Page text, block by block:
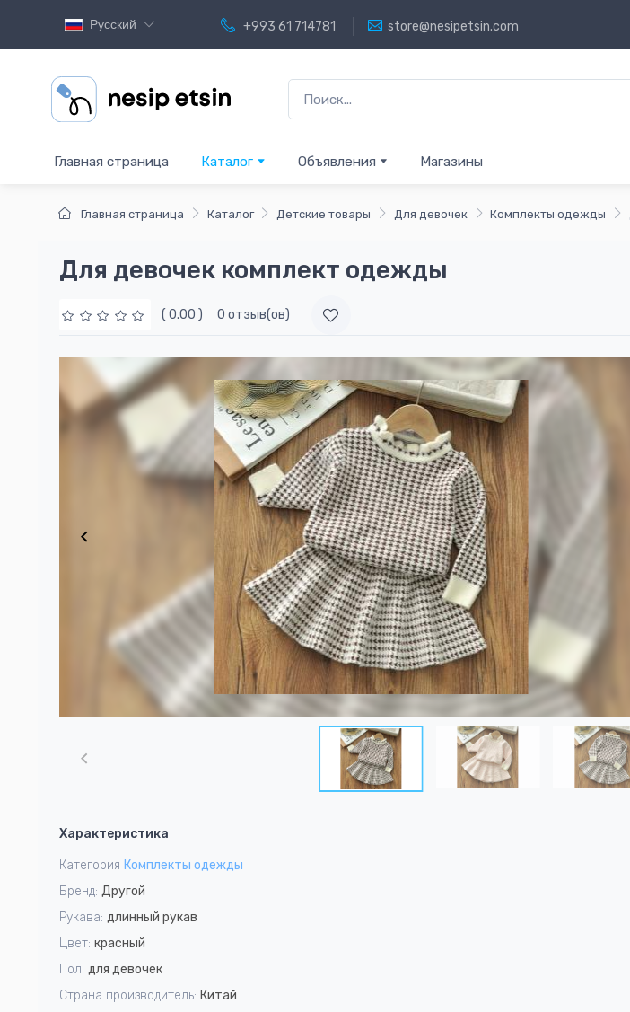
Русский +993 61 714781 store@nesipetsin.com
Главная страница Каталог Объявления Магазины
Главная страница Каталог Детские товары Для девочек Комплекты одежды
Для девочек комплект одежды
( 0.00 ) 0 отзыв(ов)
5
Характеристика
Категория Комплекты одежды
Бренд: Другой
Рукава: длинный рукав
Цвет: красный
Пол: для девочек
Страна производитель: Китай